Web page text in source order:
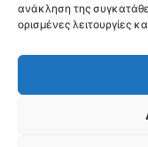
ανάκληση της
ορισμένες λειτουργίες